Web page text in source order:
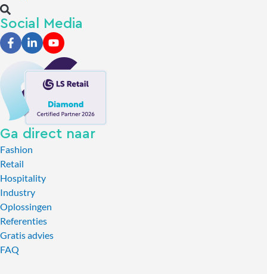
Social Media
Ga direct naar
Fashion
Retail
Hospitality
Industry
Oplossingen
Referenties
Gratis advies
FAQ